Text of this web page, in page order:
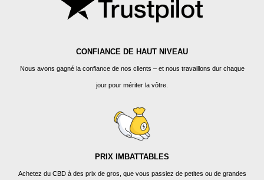
CONFIANCE DE HAUT NIVEAU
Nous avons gagné la confiance de nos clients – et nous travaillons dur chaque
jour pour mériter la vôtre.
PRIX IMBATTABLES
Achetez du CBD à des prix de gros, que vous passiez de petites ou de grandes